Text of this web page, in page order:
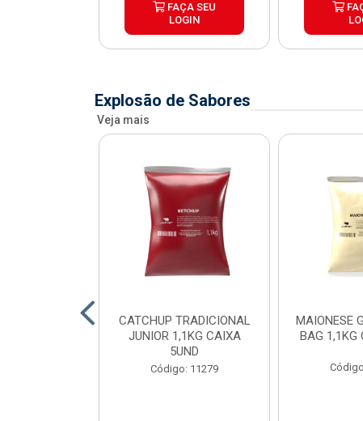
FAÇA SEU
LOGIN
Explosão de Sabores
Veja mais
CATCHUP TRADICIONAL
JUNIOR 1,1KG CAIXA
5UND
Código: 11279
MAIONESE
BAG 1,1KG